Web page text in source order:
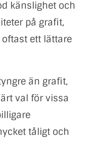
känslighet och
på grafit,
ett lättare
än grafit,
val för vissa
tåligt och